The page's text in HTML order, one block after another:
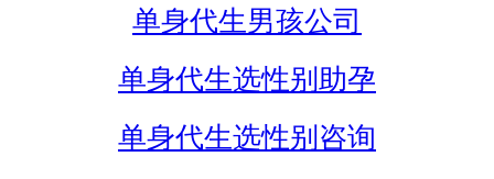
单身代生男孩公司
单身代生选性别助孕
单身代生选性别咨询